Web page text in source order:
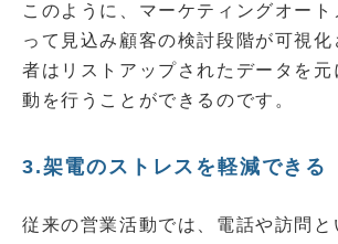
このように、マーケティングオート
って見込み顧客の検討段階が可視化
者はリストアップされたデータを元
動を行うことができるのです。
3.架電のストレスを軽減できる
従来の営業活動では、電話や訪問と